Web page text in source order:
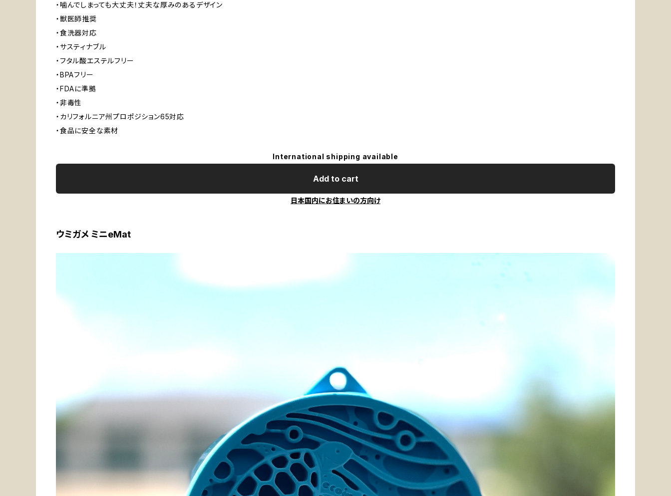
・噛んでしまっても大丈夫！丈夫な厚みのあるデザイン
・獣医師推奨
・食洗器対応
・サスティナブル
・フタル酸エステルフリー
・BPAフリー
・FDAに準拠
・非毒性
・カリフォルニア州プロポジション65対応
・食品に安全な素材
International shipping available
Add to cart
日本国内にお住まいの方向け
ウミガメ ミニeMat